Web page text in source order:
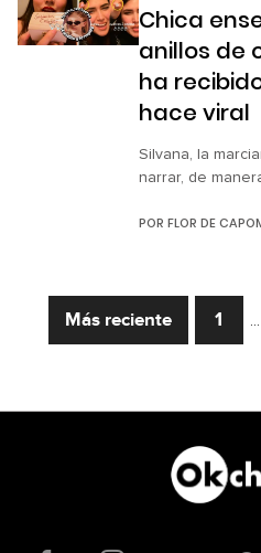
fuiste […]
Chica
anillos de
ha
hace viral
Silvana, la
narrar, de
matrimonio, sino
fue la que vivió
[…]
POR FLOR DE
Más reciente 1 …